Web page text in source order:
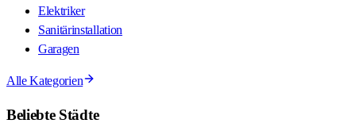
Elektriker
Sanitärinstallation
Garagen
Alle Kategorien
Beliebte Städte